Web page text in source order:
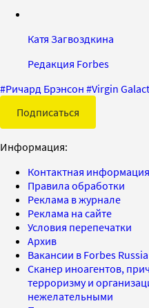
Катя Загвоздкина
Редакция Forbes
#Ричард Брэнсон #Virgin
Подписаться
Информация:
Контактная информация
Правила обработки
Реклама в журнале
Реклама на сайте
Условия перепечатки
Архив
Вакансии в Forbes Russia
Сканер иноагентов,
терроризму и
нежелательными